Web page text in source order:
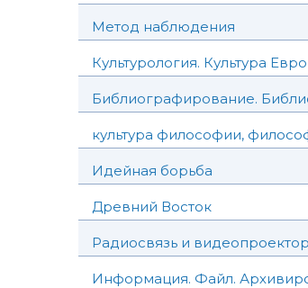
Метод наблюдения
Культурология. Культура
Библиографирование.
культура философии,
Идейная борьба
Древний Восток
Радиосвязь и
Информация. Файл.